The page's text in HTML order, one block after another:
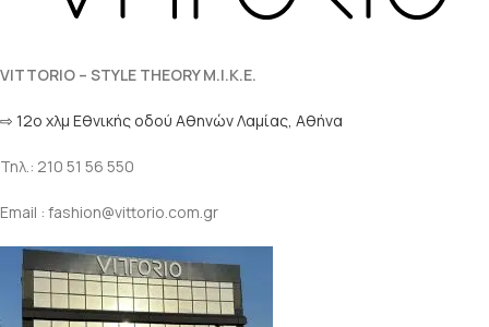
VITTORIO – STYLE THEORY M.I.K.E.
⇨ 12ο χλμ Eθνικής οδού Αθηνών Λαμίας, Αθήνα
Τηλ.: 210 51 56 550
Email : fashion@vittorio.com.gr